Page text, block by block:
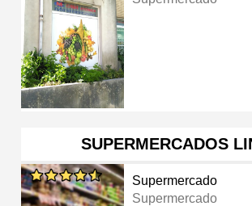
SUPERMERCADOS
Supermercado
Supermercado